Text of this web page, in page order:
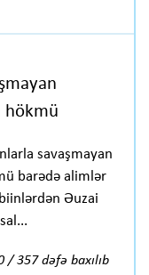
hökmü
savaşmayan
barədə alimlər
Əuzai
/ 357 dəfə baxılıb